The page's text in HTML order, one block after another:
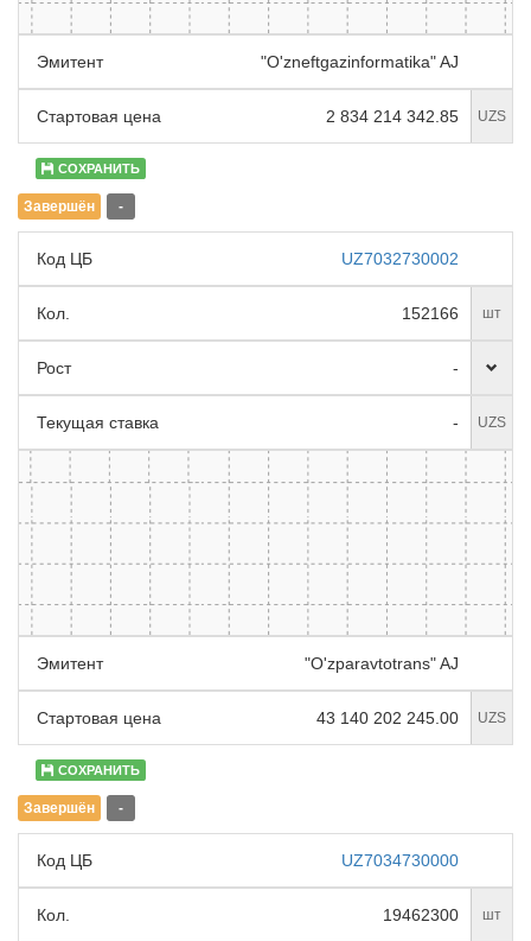
Эмитент "O'zneftgazinformatika" AJ
Стартовая цена 2 834 214 342.85 UZS
СОХРАНИТЬ
Завершён -
Код ЦБ UZ7032730002
Кол. 152166 шт
Рост -
Текущая ставка - UZS
Эмитент "O'zparavtotrans" AJ
Стартовая цена 43 140 202 245.00 UZS
СОХРАНИТЬ
Завершён -
Код ЦБ UZ7034730000
Кол. 19462300 шт